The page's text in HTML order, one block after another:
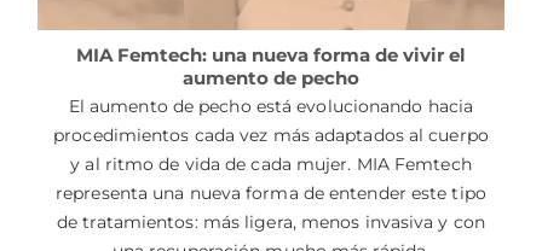
MIA Femtech: una nueva forma de vivir el
aumento de pecho
El aumento de pecho está evolucionando hacia
procedimientos cada vez más adaptados al cuerpo
y al ritmo de vida de cada mujer. MIA Femtech
representa una nueva forma de entender este tipo
de tratamientos: más ligera, menos invasiva y con